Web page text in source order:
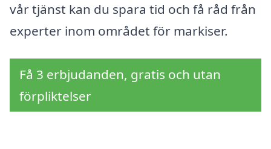
vår tjänst kan du spara tid och få råd från
experter inom området för markiser.
Få 3 erbjudanden, gratis och utan
förpliktelser